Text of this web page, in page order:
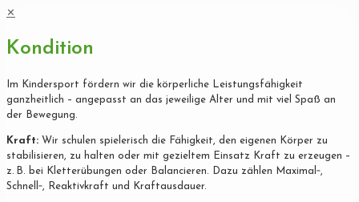
✕
Kondition
Im Kindersport fördern wir die körperliche Leistungsfähigkeit
ganzheitlich – angepasst an das jeweilige Alter und mit viel Spaß an
der Bewegung.
Kraft: Wir schulen spielerisch die Fähigkeit, den eigenen Körper zu
stabilisieren, zu halten oder mit gezieltem Einsatz Kraft zu erzeugen –
z. B. bei Kletterübungen oder Balancieren. Dazu zählen Maximal‐,
Schnell‐, Reaktivkraft und Kraftausdauer.